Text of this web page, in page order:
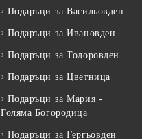
Подаръци за Васильовден
Подаръци за Ивановден
Подаръци за Тодоровден
Подаръци за Цветница
Подаръци за Мария -
Голяма Богородица
Подаръци за Гергьовден